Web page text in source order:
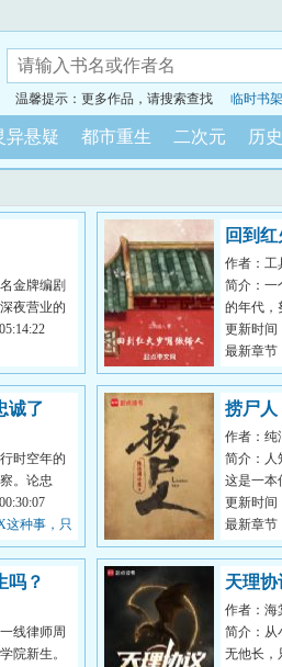
温馨提示：更多作品，请搜索查找 临时书架
异悬疑 都市重生 二次元 历
金牌编剧
夜营业的
为小朋友
回到
作者：工
简介：一
的年代，
人。合理
无诸天、
更新时间
最新章节
吧？
诚了
时空年的
。论忠
路过于先
这种事，只
捞尸人
作者：纯
简介：人
这是一本
更新时间
最新章节
江！
吗？
线律师周
院新生。
天理协
作者：海
简介：从
无他长，